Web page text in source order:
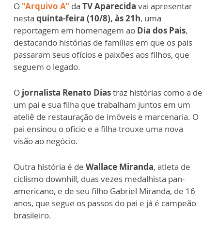
O "Arquivo A" da TV Aparecida vai apresentar
nesta quinta-feira (10/8), às 21h, uma
reportagem em homenagem ao Dia dos Pais,
destacando histórias de famílias em que os pais
passaram seus ofícios e paixões aos filhos, que
seguem o legado.
O jornalista Renato Diastraz histórias como a de
um pai e sua filha que trabalham juntos em um
ateliê de restauração de imóveis e marcenaria. O
pai ensinou o ofício e a filha trouxe uma nova
visão ao negócio.
Outra história é de Wallace Miranda, atleta de
ciclismo downhill, duas vezes medalhista pan-
americano, e de seu filho Gabriel Miranda, de 16
anos, que segue os passos do pai e já é campeão
brasileiro.